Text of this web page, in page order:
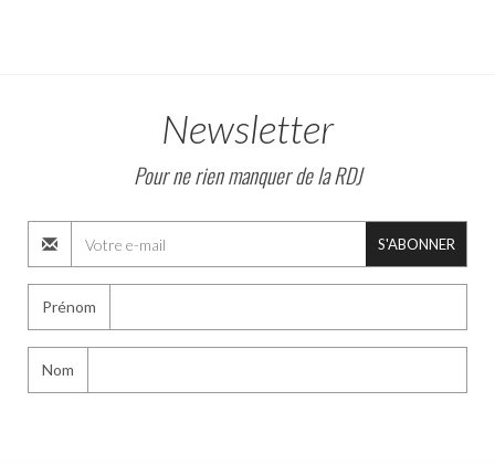
Newsletter
Pour ne rien manquer de la RDJ
S'ABONNER
Prénom
Nom